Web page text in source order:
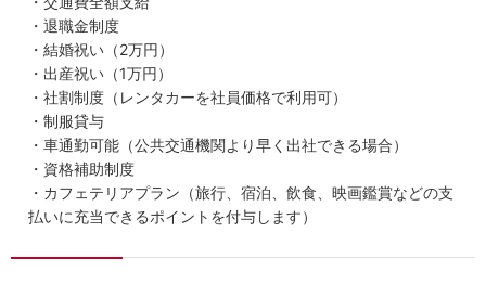
・退職金制度
・結婚祝い（2万円）
・出産祝い（1万円）
・社割制度（レンタカーを社員価格で利用可）
・制服貸与
・車通勤可能（公共交通機関より早く出社できる場合）
・資格補助制度
・カフェテリアプラン（旅行、宿泊、飲食、映画鑑賞などの支
払いに充当できるポイントを付与します）